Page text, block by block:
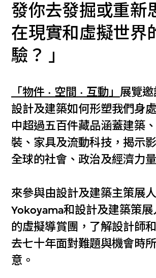
發你去發掘或重新
在現實和虛擬世界
驗？
「物件 · 空間 · 互動」 展覽
設計及建築如何形塑我們身
中超過五百件藏品涵蓋建築
裝、家具及流動科技，揭示
全球的社會、政治及經濟力量
來參與由設計及建築主策展
Yokoyama和設計及建築策
的虛擬導賞團，了解設計師
去七十年面對難題與機會時
意。